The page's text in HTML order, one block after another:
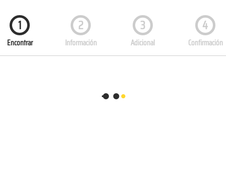
1
Encontrar
2
Información
3
Adicional
4
Confirmación